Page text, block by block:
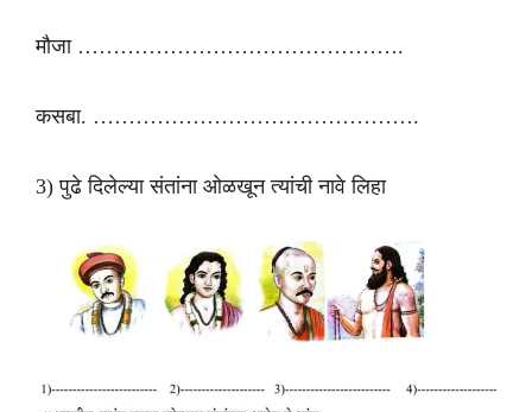
मौजा ……………………………………….
कसबा. ……………………………………….
3) पुढे दिलेल्या संतांना ओळखून त्यांची नावे लिहा